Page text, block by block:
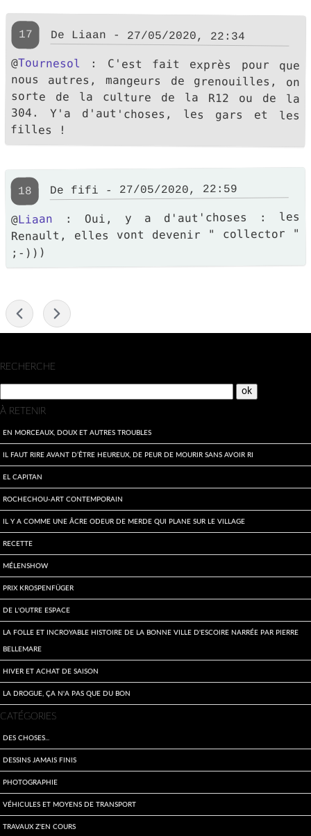
17 De Liaan - 27/05/2020, 22:34
@Tournesol : C'est fait exprès pour que
nous autres, mangeurs de grenouilles, on
sorte de la culture de la R12 ou de la
304. Y'a d'aut'choses, les gars et les
filles !
18 De fifi - 27/05/2020, 22:59
@Liaan : Oui, y a d'aut'choses : les
Renault, elles vont devenir " collector "
;-)))
Menu
RECHERCHE
À RETENIR
En morceaux, doux et autres troubles
Il faut rire avant d’être heureux, de peur de mourir sans avoir ri
El Capitan
Rochechou-art contemporain
Il y a comme une âcre odeur de merde qui plane sur le village
Recette
Mélenshow
Prix Krospenfüger
De l'outre espace
La folle et incroyable histoire de la bonne ville d'Escoire narrée par Pierre
Bellemare
Hiver et achat de saison
La drogue, ça n'a pas que du bon
CATÉGORIES
Des choses...
Dessins jamais finis
Photographie
Véhicules et moyens de transport
travaux z'en cours